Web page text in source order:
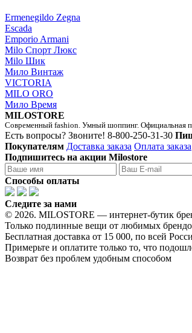
Ermenegildo Zegna
Escada
Emporio Armani
Milo Спорт Люкс
Milo Шик
Мило Винтаж
VICTORIA
MILO ORO
Мило Время
MILOSTORE
Современный fashion. Умный шоппинг. Официальная
Есть вопросы? Звоните! 8-800-250-31-30
Покупателям Доставка заказа Оплата заказа
Подпишитесь на акции Milostore
Способы оплаты
Следите за нами
© 2026. MILOSTORE — интернет-бутик
Только подлинные вещи от любимых
Бесплатная доставка от 15 000, по всей
Примерьте и оплатите только то, что
Возврат без проблем удобным способом